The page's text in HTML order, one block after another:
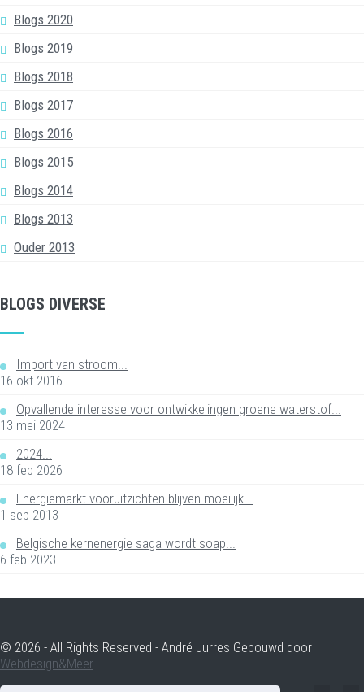
Blogs 2020
Blogs 2019
Blogs 2018
Blogs 2017
Blogs 2016
Blogs 2015
Blogs 2014
Blogs 2013
Ouder 2013
BLOGS DIVERSE
Import van stroom...
16 okt 2016
Opvallende interesse voor ontwikkelingen groene waterstof...
13 mei 2024
2024...
18 feb 2026
Energiemarkt vooruitzichten blijven moeilijk...
1 sep 2013
Belgische kernenergie saga wordt soap...
6 feb 2023
© 2026 - All Rights Reserved - André Jurres Gebouwd door
Webdesign&Meer